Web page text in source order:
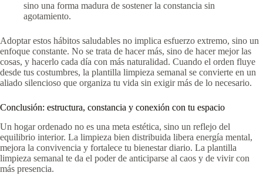
sino una forma madura de sostener la constancia sin
agotamiento.
Adoptar estos hábitos saludables no implica esfuerzo extremo, sino un
enfoque constante. No se trata de hacer más, sino de hacer mejor las
cosas, y hacerlo cada día con más naturalidad. Cuando el orden fluye
desde tus costumbres, la plantilla limpieza semanal se convierte en un
aliado silencioso que organiza tu vida sin exigir más de lo necesario.
Conclusión: estructura, constancia y conexión con tu espacio
Un hogar ordenado no es una meta estética, sino un reflejo del
equilibrio interior. La limpieza bien distribuida libera energía mental,
mejora la convivencia y fortalece tu bienestar diario. La plantilla
limpieza semanal te da el poder de anticiparse al caos y de vivir con
más presencia.